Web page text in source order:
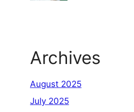
Archives
August 2025
July 2025